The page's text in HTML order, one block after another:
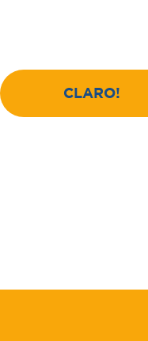
CLARO!